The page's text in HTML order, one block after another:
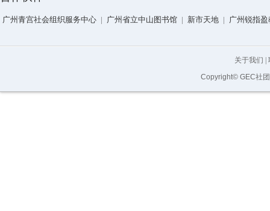
广州青宫社会组织服务中心 | 广州省立中山图书馆 | 新市天地 | 广州锐指
关于我们 |
Copyright© GEC社